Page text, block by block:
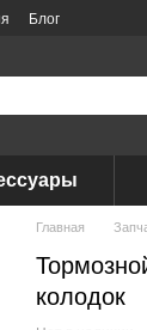
Блог
Главная
колодок